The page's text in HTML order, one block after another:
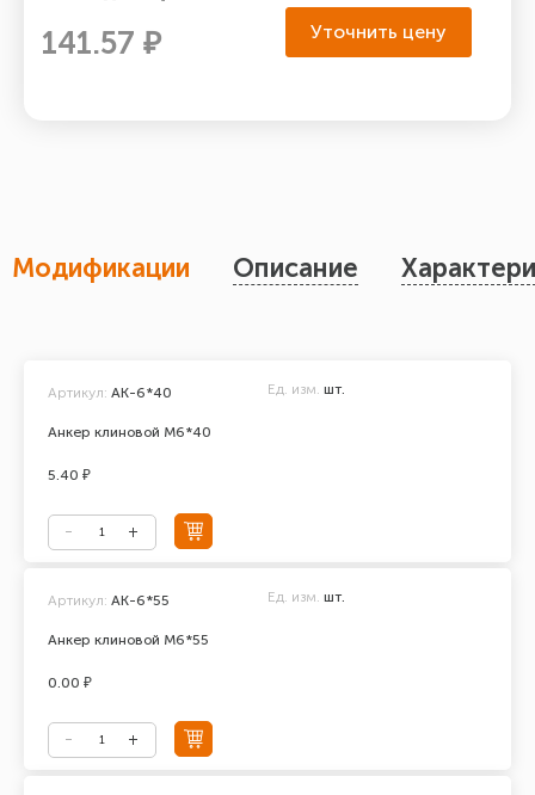
141.57 ₽ Уточнить цену
Модификации Описание
Анкер клиновой М6*40
Артикул: АК-6*40 Ед. изм. шт.
5.40 ₽
Анкер клиновой М6*55
Артикул: АК-6*55 Ед. изм. шт.
0.00 ₽